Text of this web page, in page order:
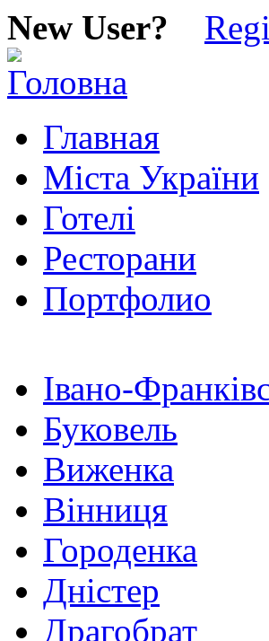
New User?
Главная
Міста України
Готелі
Ресторани
Портфолио
Івано-
Буковель
Виженка
Вінниця
Городенка
Дністер
Драгобрат